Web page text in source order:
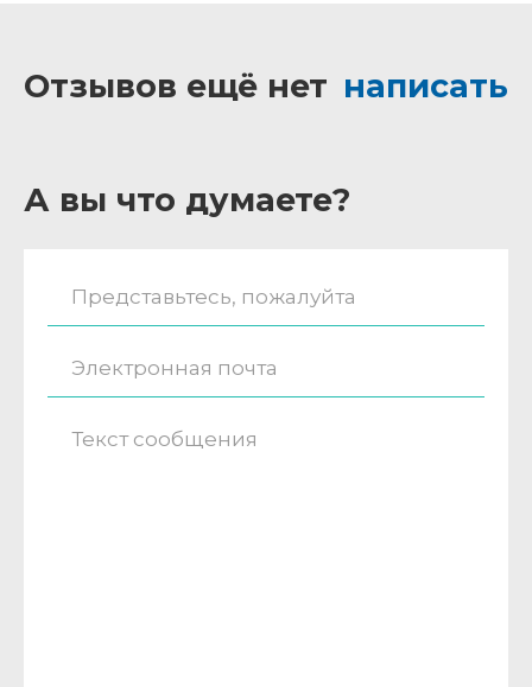
Отзывов ещё нет написать
А вы что думаете?